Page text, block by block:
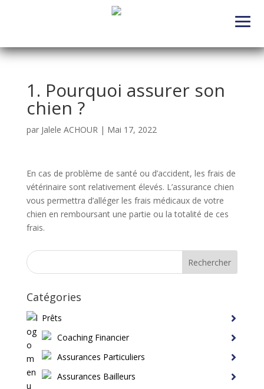
1. Pourquoi assurer son
chien ?
par Jalele ACHOUR| Mai 17, 2022
En cas de problème de santé ou d’accident, les frais de
vétérinaire sont relativement élevés. L’assurance chien
vous permettra d’alléger les frais médicaux de votre
chien en remboursant une partie ou la totalité de ces
frais.
Rechercher
Catégories
Prêts
Coaching Financier
Assurances Particuliers
Assurances Bailleurs